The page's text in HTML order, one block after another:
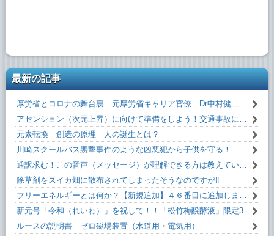
最新の記事
厚労省とコロナの舞台裏 元厚労省キャリア官僚 Dr中村健二 氏 闇を暴露！
アセンション（次元上昇）に向けて準備をしよう！交通事故にあわない方法！！
元素転換 創造の原理 人の誕生とは？
川崎スクールバス襲撃事件のような凶悪犯から子供を守る！
通訳求む！この音声（メッセージ）が理解できる方は教えていただけるとうれしいです！
除草剤をスイカ畑に散布されてしまったそうなのですが‼
フリーエネルギーとは何か？【新規追加】４６番目に追加しました！無料です！
新元号「令和（れいわ）」を祝して！！「松竹梅醗酵液」限定35本。
ルースの説明書 ゼロ磁場装置（水道用・電気用）